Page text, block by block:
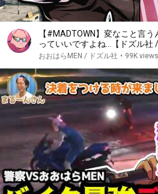
【#MADTOWN】変なこと言
っていいですよね…【ドズル社 /
おおはらMEN / ドズル社 • 99K views